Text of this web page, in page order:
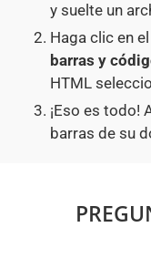
y suelte un
Haga clic en
barras y
HTML
¡Eso es todo!
barras de su